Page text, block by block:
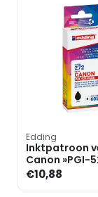
Edding
Inktpatroon
Canon »PGI-
€10,88